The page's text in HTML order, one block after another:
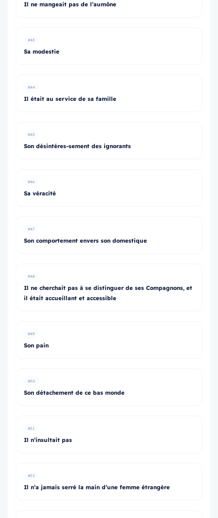
Il ne mangeait pas de l’aumône
#43
Sa modestie
#44
Il était au service de sa famille
#45
Son désintéres-sement des ignorants
#46
Sa véracité
#47
Son comportement envers son domestique
#48
Il ne cherchait pas à se distinguer de ses Compagnons, et
il était accueillant et accessible
#49
Son pain
#50
Son détachement de ce bas monde
#51
Il n’insultait pas
#52
Il n’a jamais serré la main d’une femme étrangère